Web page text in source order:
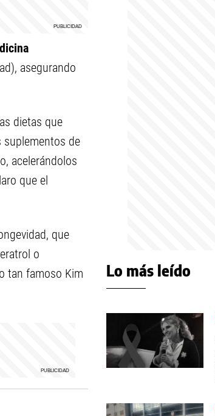
asegurando
dietas que
suplementos de
acelerándolos
que el
que
o
tan famoso Kim
Lo más leído